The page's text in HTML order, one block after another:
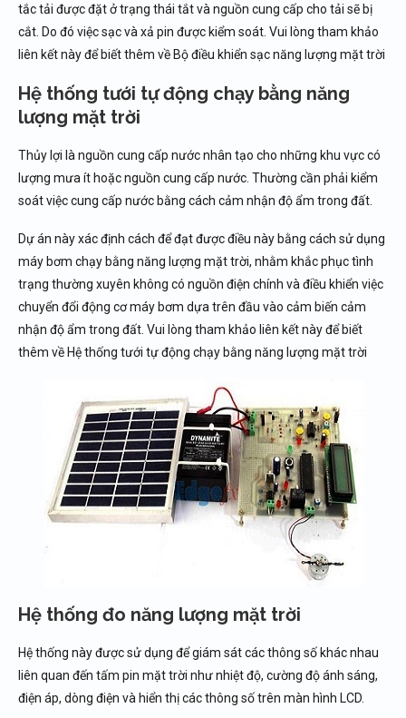
tắc tải được đặt ở trạng thái tắt và nguồn cung cấp cho tải sẽ bị
cắt. Do đó việc sạc và xả pin được kiểm soát. Vui lòng tham khảo
liên kết này để biết thêm về Bộ điều khiển sạc năng lượng mặt trời
Hệ thống tưới tự động chạy bằng năng
lượng mặt trời
Thủy lợi là nguồn cung cấp nước nhân tạo cho những khu vực có
lượng mưa ít hoặc nguồn cung cấp nước. Thường cần phải kiểm
soát việc cung cấp nước bằng cách cảm nhận độ ẩm trong đất.
Dự án này xác định cách để đạt được điều này bằng cách sử dụng
máy bơm chạy bằng năng lượng mặt trời, nhằm khắc phục tình
trạng thường xuyên không có nguồn điện chính và điều khiển việc
chuyển đổi động cơ máy bơm dựa trên đầu vào cảm biến cảm
nhận độ ẩm trong đất. Vui lòng tham khảo liên kết này để biết
thêm về Hệ thống tưới tự động chạy bằng năng lượng mặt trời
Hệ thống đo năng lượng mặt trời
Hệ thống này được sử dụng để giám sát các thông số khác nhau
liên quan đến tấm pin mặt trời như nhiệt độ, cường độ ánh sáng,
điện áp, dòng điện và hiển thị các thông số trên màn hình LCD.